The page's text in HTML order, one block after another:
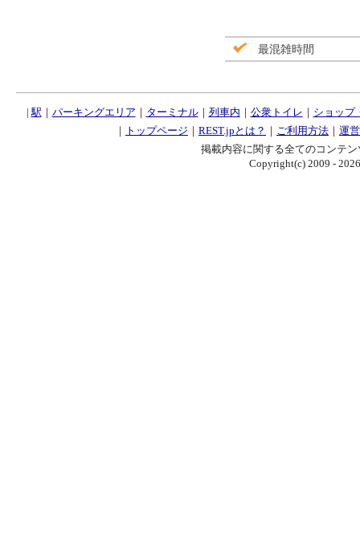
最混雑時間
|駅 ｜ パーキングエリア ｜ ターミナル｜ 列車内 ｜ 公衆トイレ ｜ ショップ
｜
トップページ ｜ REST.jpとは？ ｜ ご利用方法 ｜ 運
掲載内容に関する全てのコンテ
Copyright(c) 2009 -